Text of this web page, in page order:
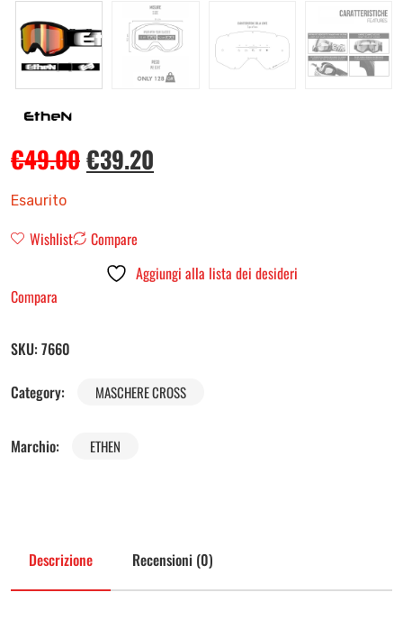
€49.00€39.20
Esaurito
Wishlist
Compare
Aggiungi alla lista dei desideri
Compara
SKU: 7660
Category:
MASCHERE CROSS
Marchio: ETHEN
Descrizione Recensioni (0)